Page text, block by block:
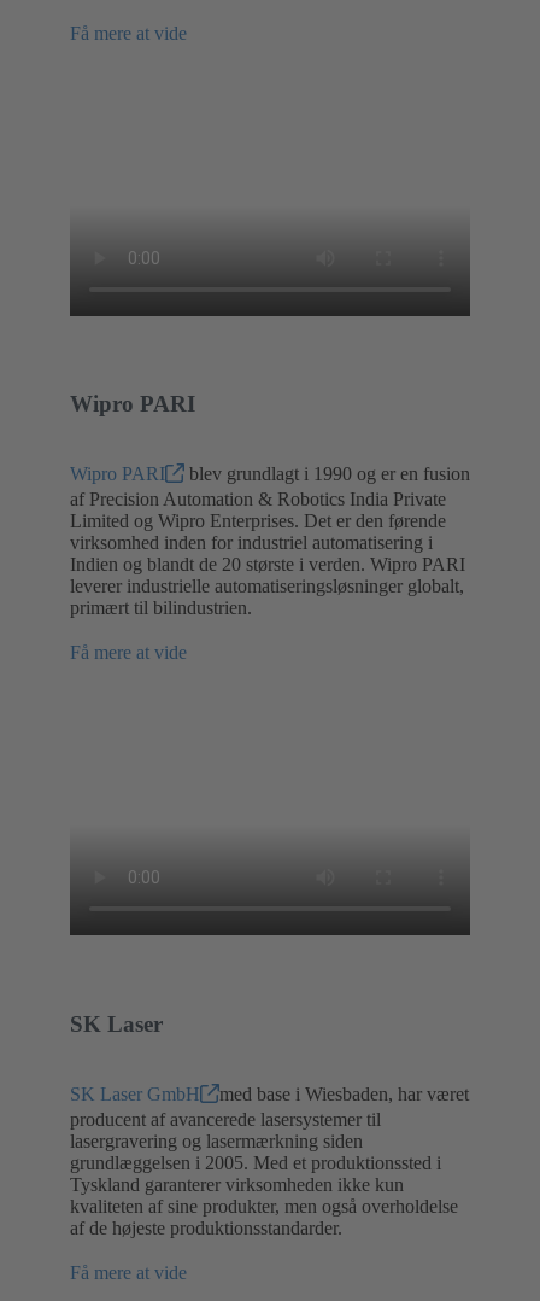
Få mere at vide
Wipro PARI
Wipro PARI
blev grundlagt i 1990 og er en fusion
af Precision Automation & Robotics India Private
Limited og Wipro Enterprises. Det er den førende
virksomhed inden for industriel automatisering i
Indien og blandt de 20 største i verden. Wipro PARI
leverer industrielle automatiseringsløsninger globalt,
primært til bilindustrien.
Få mere at vide
SK Laser
SK Laser GmbH
med base i Wiesbaden, har været
producent af avancerede lasersystemer til
lasergravering og lasermærkning siden
grundlæggelsen i 2005. Med et produktionssted i
Tyskland garanterer virksomheden ikke kun
kvaliteten af sine produkter, men også overholdelse
af de højeste produktionsstandarder.
Få mere at vide